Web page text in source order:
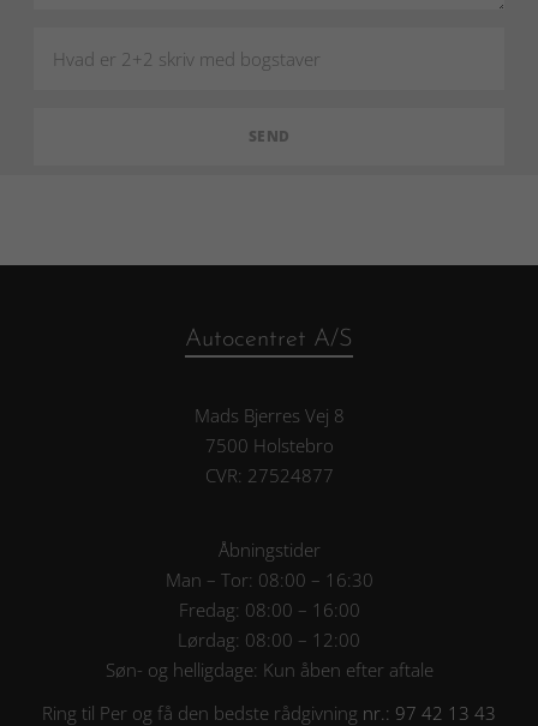
Autocentret A/S
Mads Bjerres Vej 8
7500 Holstebro
CVR: 27524877
Åbningstider
Man – Tor: 08:00 – 16:30
Fredag: 08:00 – 16:00
Lørdag: 08:00 – 12:00
Søn- og helligdage: Kun åben efter aftale
Ring til Per og få den bedste rådgivning nr.: 97 42 13 43